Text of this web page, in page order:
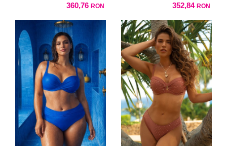
360,76 RON 352,84 RON